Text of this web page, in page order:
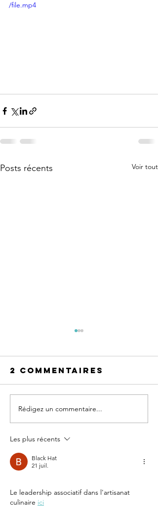
/file.mp4
Posts récents Voir tout
STORY
PARTENAIRES :
Emulsion
2 commentaires
Rédigez un commentaire...
Les plus récents
Black Hat
21 juil.
Le leadership associatif dans l'artisanat
culinaire ici